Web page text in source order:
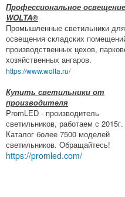
Профессиональное освещение
WOLTA®
Промышленные светильники для
освещения складских
производственных цехов,
хозяйственных ангаров.
https://www.wolta.ru/
Купить светильники от
производителя
PromLED - производитель
светильников, работаем с 2015г.
Каталог более 7500 моделей
светильников. Обращайтесь!
https://promled.com/